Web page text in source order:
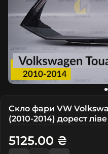
Скло фари VW
(2010-2014) дорест ліве
5125.00 ₴